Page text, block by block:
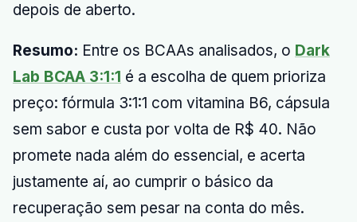
depois de aberto.
Resumo: Entre os BCAAs analisados, o Dark
Lab BCAA 3:1:1 é a escolha de quem prioriza
preço: fórmula 3:1:1 com vitamina B6, cápsula
sem sabor e custa por volta de R$ 40. Não
promete nada além do essencial, e acerta
justamente aí, ao cumprir o básico da
recuperação sem pesar na conta do mês.